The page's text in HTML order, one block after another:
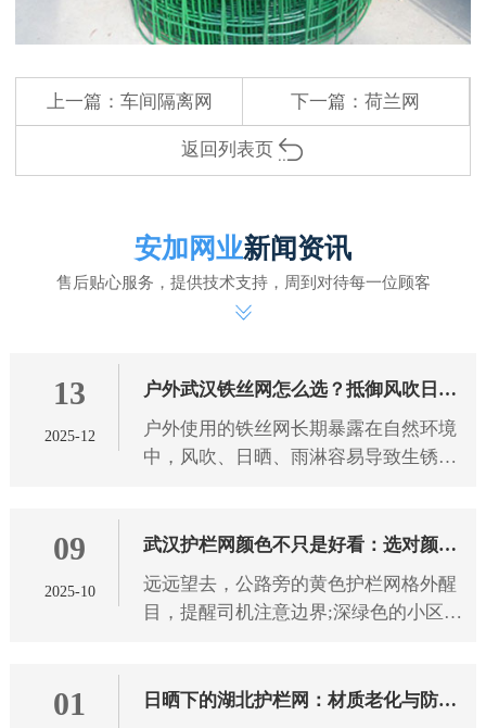
上一篇： 车间隔离网 下一篇：荷兰网
返回列表页
安加网业新闻资讯
售后贴心服务，提供技术支持，周到对待每一位顾客
13
2025-12
户外武汉铁丝网怎么选？抵御风吹日晒
雨淋有技巧
户外使用的铁丝网长期暴露在自然环境
中，风吹、日晒、雨淋容易导致生锈、
网，需从 武汉铁丝网 材质、工艺
09
2025-10
武汉护栏网颜色不只是好看：选对颜色
防护更靠谱
远远望去，公路旁的黄色护栏网格外醒
目，提醒司机注意边界;深绿色的小区护
从来都不只是为了美观，不同
01 日晒下的湖北护栏网：材质老化与防护